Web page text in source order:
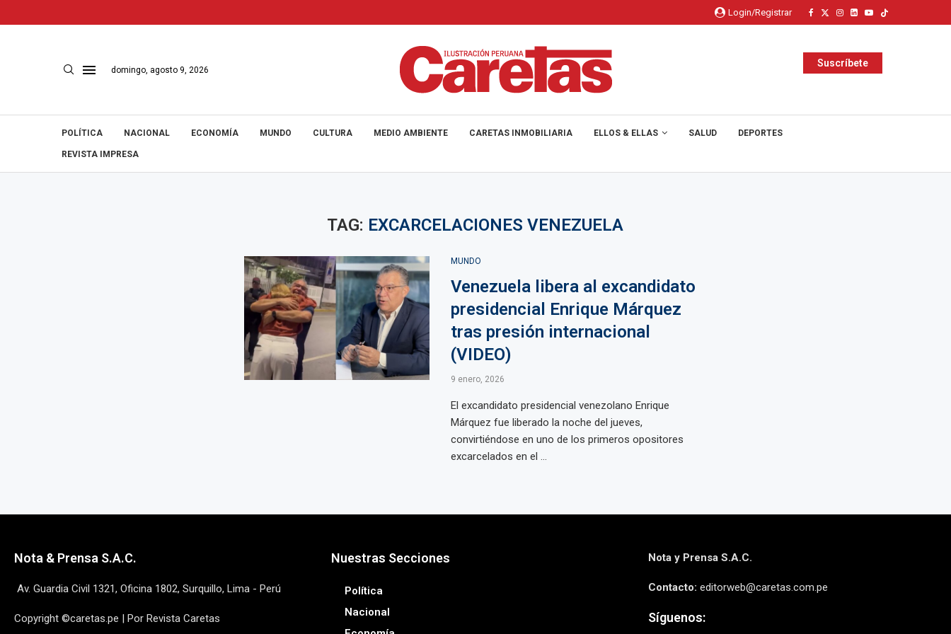
Login/Registrar
domingo, agosto 9, 2026
Suscríbete
POLÍTICA NACIONAL ECONOMÍA MUNDO CULTURA MEDIO AMBIENTE CARETAS INMOBILIARIA ELLOS & ELLAS SALUD DEPORTES
REVISTA IMPRESA
TAG: EXCARCELACIONES VENEZUELA
MUNDO
Venezuela libera al excandidato
presidencial Enrique Márquez
tras presión internacional
(VIDEO)
9 enero, 2026
El excandidato presidencial venezolano Enrique
Márquez fue liberado la noche del jueves,
convirtiéndose en uno de los primeros opositores
excarcelados en el ...
Nota & Prensa S.A.C.
Av. Guardia Civil 1321, Oficina 1802, Surquillo, Lima - Perú
Copyright ©caretas.pe | Por Revista Caretas
Nuestras Secciones
Política
Nacional
Nota y Prensa S.A.C.
Contacto: editorweb@caretas.com.pe
Síguenos: